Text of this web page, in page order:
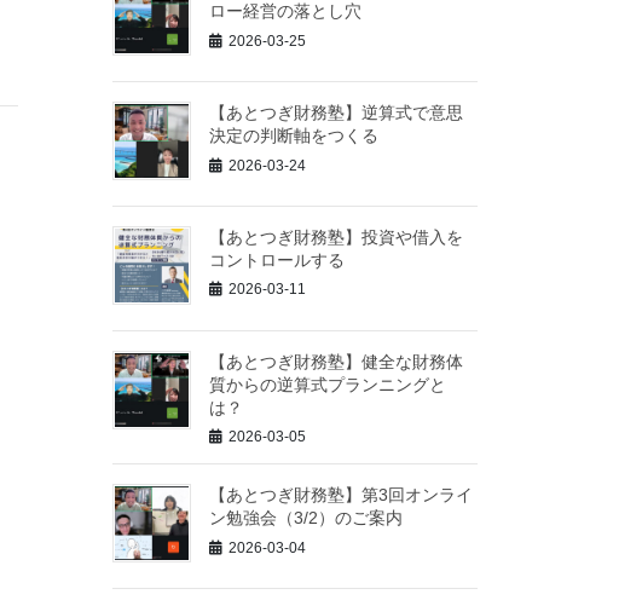
ロー経営の落とし穴
2026-03-25
【あとつぎ財務塾】逆算式で意思
決定の判断軸をつくる
2026-03-24
【あとつぎ財務塾】投資や借入を
コントロールする
2026-03-11
【あとつぎ財務塾】健全な財務体
質からの逆算式プランニングと
は？
2026-03-05
【あとつぎ財務塾】第3回オンライ
ン勉強会（3/2）のご案内
2026-03-04